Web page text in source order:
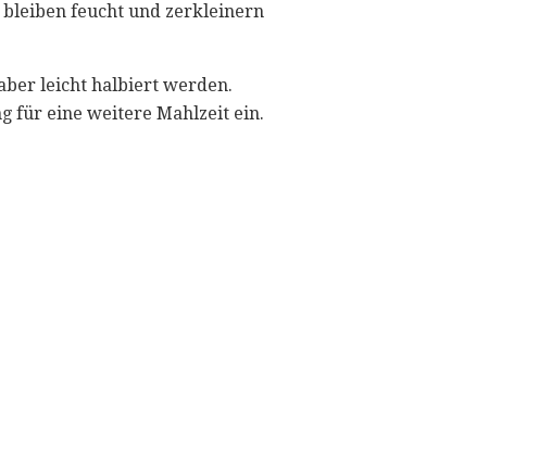
bleiben feucht und zerkleinern
leicht halbiert werden.
für eine weitere Mahlzeit ein.